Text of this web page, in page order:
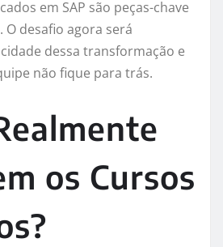
em SAP são peças-chave
O desafio agora será
dessa transformação e
não fique para trás.
os Cursos